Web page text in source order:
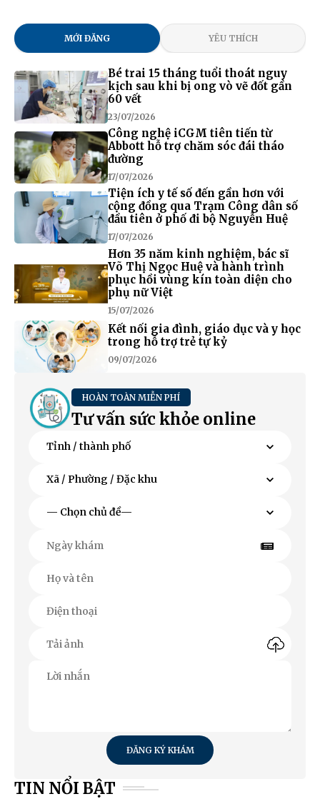
MỚI ĐĂNG YÊU THÍCH
Bé trai 15 tháng tuổi thoát nguy
kịch sau khi bị ong vò vẽ đốt gần
60 vết
23/07/2026
Công nghệ iCGM tiên tiến từ
Abbott hỗ trợ chăm sóc đái tháo
đường
17/07/2026
Tiện ích y tế số đến gần hơn với
cộng đồng qua Trạm Công dân số
đầu tiên ở phố đi bộ Nguyễn Huệ
17/07/2026
Hơn 35 năm kinh nghiệm, bác sĩ
Võ Thị Ngọc Huệ và hành trình
phục hồi vùng kín toàn diện cho
phụ nữ Việt
15/07/2026
Kết nối gia đình, giáo dục và y học
trong hỗ trợ trẻ tự kỷ
09/07/2026
HOÀN TOÀN MIỄN PHÍ
Tư vấn sức khỏe online
ĐĂNG KÝ KHÁM
TIN NỔI BẬT